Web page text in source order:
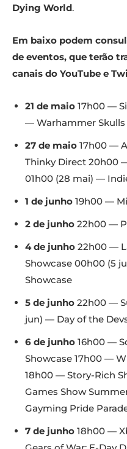
Dying World.
Em baixo podem
de eventos, que terão
canais do YouTube e
21 de maio 17h00 —
— Warhammer Skulls
27 de maio 17h00 —
Thinky Direct 20h00
01h00 (28 mai) —
1 de junho 19h00 —
2 de junho 22h00 —
4 de junho 22h00 —
Showcase 00h00 (5
Showcase
5 de junho 22h00 —
jun) — Day of the
6 de junho 16h00 —
Showcase 17h00 —
18h00 — Story-Rich
Games Show
Gayming Pride
7 de junho 18h00 —